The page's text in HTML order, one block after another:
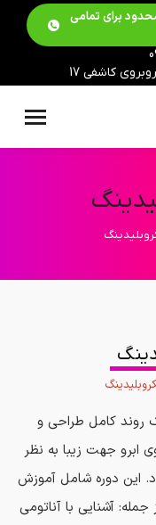
برای تمامی
کاشفی 17
روند کامل طراحی و
جهت زیبا به نظر
این دوره شامل آموزش
آشنایی با آناتومی